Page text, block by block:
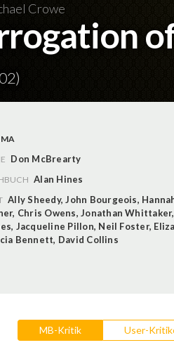
Crowe
Don McBrearty
Alan Hines
Ally Sheedy,John Bourgeois,
, Chris Owens,Jonathan Whittaker,
, Jacqueline Pillon, Neil Foster,
Bennett, David Collins
MB-Kritik User-